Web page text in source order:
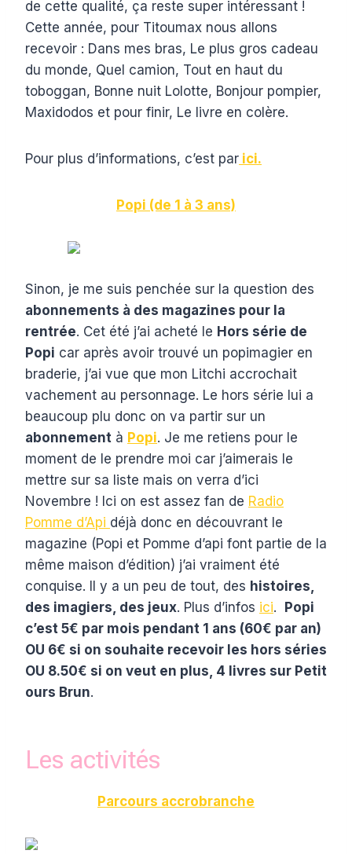
de cette qualité, ça reste super intéressant !
Cette année, pour Titoumax nous allons
recevoir : Dans mes bras, Le plus gros cadeau
du monde, Quel camion, Tout en haut du
toboggan, Bonne nuit Lolotte, Bonjour pompier,
Maxidodos et pour finir, Le livre en colère.
Pour plus d’informations, c’est par ici.
Popi (de 1 à 3 ans)
Sinon, je me suis penchée sur la question des
abonnements à des magazines pour la
rentrée. Cet été j’ai acheté le Hors série de
Popi car après avoir trouvé un popimagier en
braderie, j’ai vue que mon Litchi accrochait
vachement au personnage. Le hors série lui a
beaucoup plu donc on va partir sur un
abonnement à Popi. Je me retiens pour le
moment de le prendre moi car j’aimerais le
mettre sur sa liste mais on verra d’ici
Novembre ! Ici on est assez fan de Radio
Pomme d’Api déjà donc en découvrant le
magazine (Popi et Pomme d’api font partie de la
même maison d’édition) j’ai vraiment été
conquise. Il y a un peu de tout, des histoires,
des imagiers, des jeux. Plus d’infos ici.
Popi
c’est 5€ par mois pendant 1 ans (60€ par an)
OU 6€ si on souhaite recevoir les hors séries
OU 8.50€ si on veut en plus, 4 livres sur Petit
ours Brun.
Les activités
Parcours accrobranche